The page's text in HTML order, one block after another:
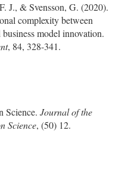
J., & Svensson, G. (2020).
complexity between
model innovation.
, 84, 328-341.
Science. Journal of the
Science, (50) 12.